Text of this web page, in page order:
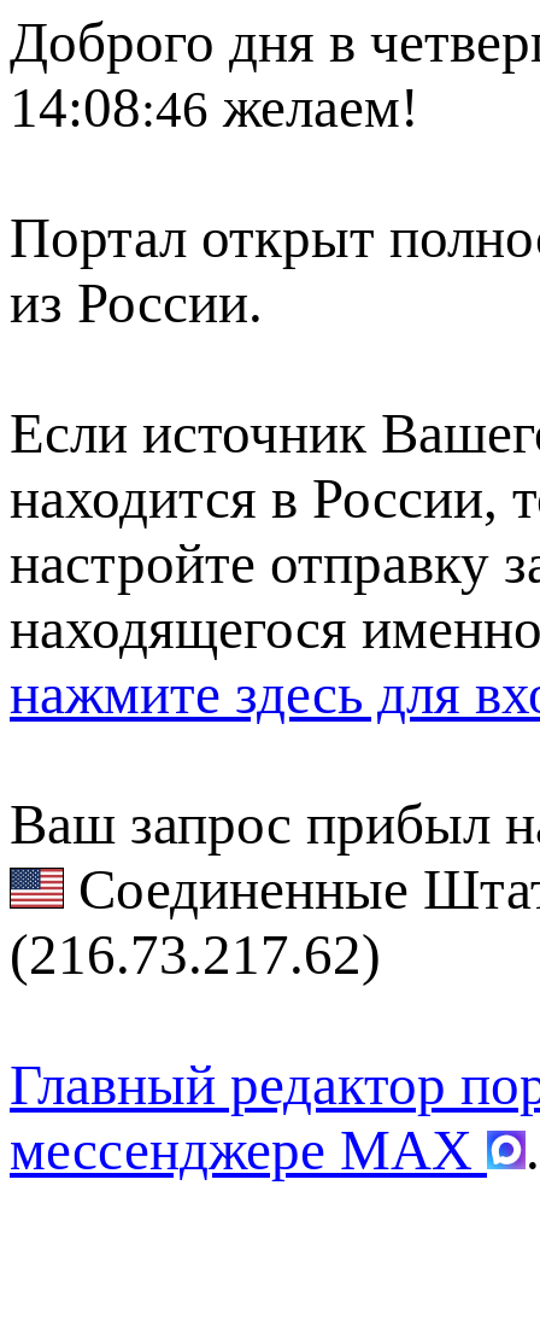
Доброго дня в
14:08:46 желаем!
Портал открыт
из России.
Если источник
находится в России,
настройте отправку
находящегося
нажмите здесь для
Ваш запрос прибыл
Соединенные
(216.73.217.62)
Главный редактор
мессенджере MAX
.